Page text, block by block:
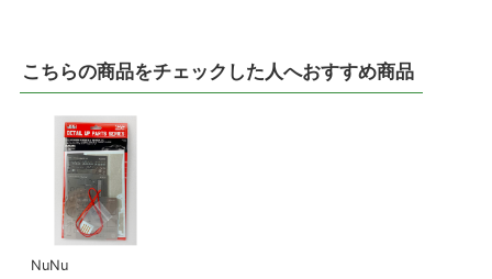
こちらの商品をチェックした人へおすすめ商品
NuNu